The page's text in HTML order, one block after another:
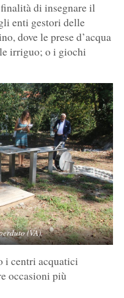
di insegnare il
enti gestori delle
dove le prese d’acqua
irriguo; o i giochi
(VA).
i centri acquatici
occasioni più